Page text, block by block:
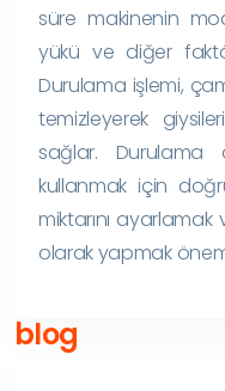
süre makinenin
yükü ve diğer
Durulama işlemi,
temizleyerek
sağlar. Durulama
kullanmak için
miktarını ayarlamak
olarak yapmak
blog